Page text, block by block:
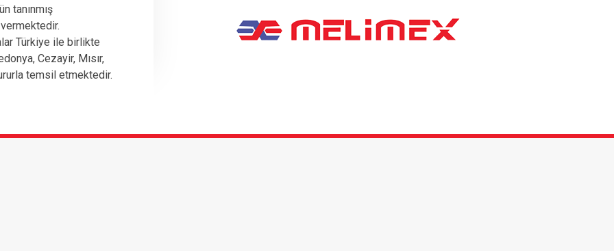
tanınmış
Türkiye ile birlikte
Cezayir, Mısır,
temsil etmektedir.